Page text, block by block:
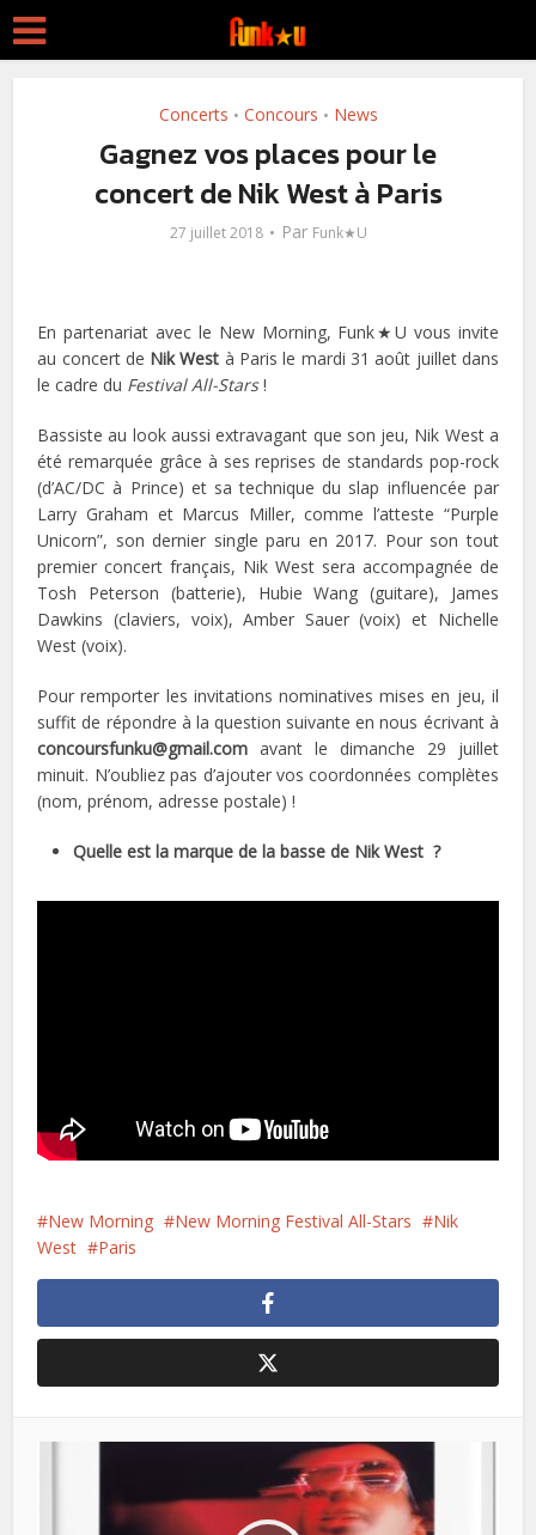
Concerts • Concours • News
Gagnez vos places pour le
concert de Nik West à Paris
27 juillet 2018 Par Funk★U
En partenariat avec le New Morning, Funk★U vous invite
au concert de Nik West à Paris le mardi 31 août juillet dans
le cadre du Festival All-Stars!
Bassiste au look aussi extravagant que son jeu, Nik West a
été remarquée grâce à ses reprises de standards pop-rock
(d’AC/DC à Prince) et sa technique du slap influencée par
Larry Graham et Marcus Miller, comme l’atteste “Purple
Unicorn”, son dernier single paru en 2017. Pour son tout
premier concert français, Nik West sera accompagnée de
Tosh Peterson (batterie), Hubie Wang (guitare), James
Dawkins (claviers, voix), Amber Sauer (voix) et Nichelle
West (voix).
Pour remporter les invitations nominatives mises en jeu, il
suffit de répondre à la question suivante en nous écrivant à
concoursfunku@gmail.com avant le dimanche 29 juillet
minuit. N’oubliez pas d’ajouter vos coordonnées complètes
(nom, prénom, adresse postale) !
Quelle est la marque de la basse de Nik West ?
New Morning New Morning Festival All-Stars
Nik
West
Paris